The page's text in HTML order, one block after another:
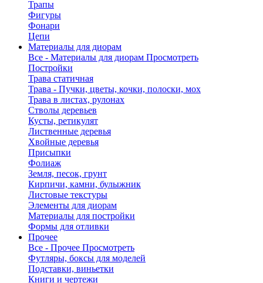
Трапы
Фигуры
Фонари
Цепи
Материалы для диорам
Все - Материалы для диорам Просмотреть
Постройки
Трава статичная
Трава - Пучки, цветы, кочки, полоски, мох
Трава в листах, рулонах
Стволы деревьев
Кусты, ретикулят
Лиственные деревья
Хвойные деревья
Присыпки
Фолиаж
Земля, песок, грунт
Кирпичи, камни, булыжник
Листовые текстуры
Элементы для диорам
Материалы для постройки
Формы для отливки
Прочее
Все - Прочее Просмотреть
Футляры, боксы для моделей
Подставки, виньетки
Книги и чертежи